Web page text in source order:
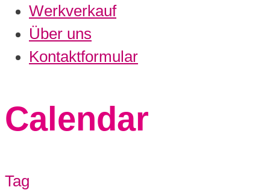
Werkverkauf
Über uns
Kontaktformular
Calendar
Tag